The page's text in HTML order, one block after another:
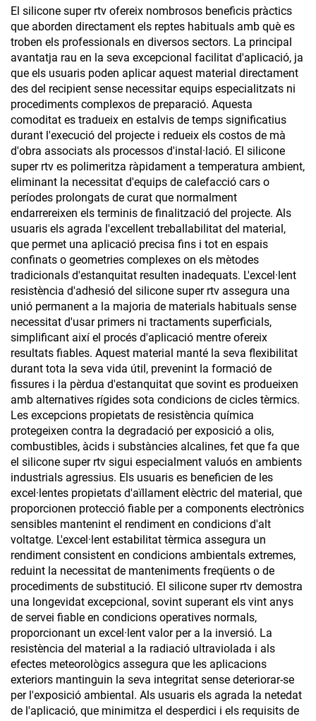
antimoquil per a la
construcció
El silicone super rtv ofereix nombrosos beneficis pràctics
que aborden directament els reptes habituals amb què es
troben els professionals en diversos sectors. La principal
avantatja rau en la seva excepcional facilitat d'aplicació, ja
que els usuaris poden aplicar aquest material directament
des del recipient sense necessitar equips especialitzats ni
procediments complexos de preparació. Aquesta
comoditat es tradueix en estalvis de temps significatius
durant l'execució del projecte i redueix els costos de mà
d'obra associats als processos d'instal·lació. El silicone
super rtv es polimeritza ràpidament a temperatura ambient,
eliminant la necessitat d'equips de calefacció cars o
períodes prolongats de curat que normalment
endarrereixen els terminis de finalització del projecte. Als
usuaris els agrada l'excellent treballabilitat del material,
que permet una aplicació precisa fins i tot en espais
confinats o geometries complexes on els mètodes
tradicionals d'estanquitat resulten inadequats. L'excel·lent
resistència d'adhesió del silicone super rtv assegura una
unió permanent a la majoria de materials habituals sense
necessitat d'usar primers ni tractaments superficials,
simplificant així el procés d'aplicació mentre ofereix
resultats fiables. Aquest material manté la seva flexibilitat
durant tota la seva vida útil, prevenint la formació de
fissures i la pèrdua d'estanquitat que sovint es produeixen
amb alternatives rígides sota condicions de cicles tèrmics.
Les excepcions propietats de resistència química
protegeixen contra la degradació per exposició a olis,
combustibles, àcids i substàncies alcalines, fet que fa que
el silicone super rtv sigui especialment valuós en ambients
industrials agressius. Els usuaris es beneficien de les
excel·lentes propietats d'aïllament elèctric del material, que
proporcionen protecció fiable per a components electrònics
sensibles mantenint el rendiment en condicions d'alt
voltatge. L'excel·lent estabilitat tèrmica assegura un
rendiment consistent en condicions ambientals extremes,
reduint la necessitat de manteniments freqüents o de
procediments de substitució. El silicone super rtv demostra
una longevidat excepcional, sovint superant els vint anys
de servei fiable en condicions operatives normals,
proporcionant un excel·lent valor per a la inversió. La
resistència del material a la radiació ultraviolada i als
efectes meteorològics assegura que les aplicacions
exteriors mantinguin la seva integritat sense deteriorar-se
per l'exposició ambiental. Als usuaris els agrada la netedat
de l'aplicació, que minimitza el desperdici i els requisits de